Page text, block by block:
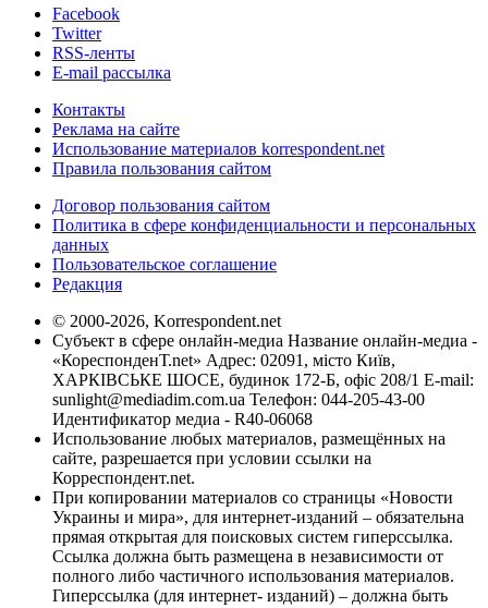
Facebook
Twitter
RSS-ленты
E-mail рассылка
Контакты
Реклама на сайте
Использование материалов korrespondent.net
Правила пользования сайтом
Договор пользования сайтом
Политика в сфере конфиденциальности и персональных
данных
Пользовательское соглашение
Редакция
© 2000-2026, Korrespondent.net
Субъект в сфере онлайн-медиа Название онлайн-медиа -
«КореспонденТ.net» Адрес: 02091, місто Київ,
ХАРКІВСЬКЕ ШОСЕ, будинок 172-Б, офіс 208/1 E-mail:
sunlight@mediadim.com.ua Телефон: 044-205-43-00
Идентификатор медиа - R40-06068
Использование любых материалов, размещённых на
сайте, разрешается при условии ссылки на
Корреспондент.net.
При копировании материалов со страницы «Новости
Украины и мира», для интернет-изданий – обязательна
прямая открытая для поисковых систем гиперссылка.
Ссылка должна быть размещена в независимости от
полного либо частичного использования материалов.
Гиперссылка (для интернет- изданий) – должна быть